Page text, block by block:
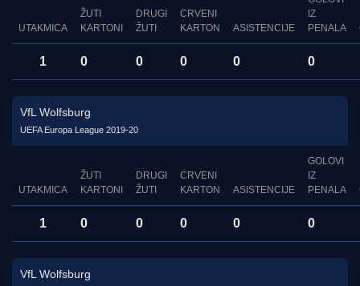
UTAKMICA
ŽUTI
KARTONI
DRUGI
ŽUTI
CRVENI
KARTON
ASISTENCIJE
IZ
PENALA
1 0 0 0 0 0
VfL Wolfsburg
UEFA Europa League 2019-20
UTAKMICA
ŽUTI
KARTONI
DRUGI
ŽUTI
CRVENI
KARTON
ASISTENCIJE
GOLOVI
IZ
PENALA
1 0 0 0 0 0
VfL Wolfsburg